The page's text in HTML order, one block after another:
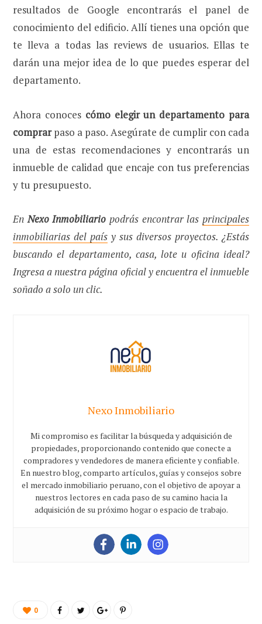
resultados de Google encontrarás el panel de
conocimiento del edificio. Allí tienes una opción que
te lleva a todas las reviews de usuarios. Ellas te
darán una mejor idea de lo que puedes esperar del
departamento.
Ahora conoces cómo elegir un departamento para
comprarpaso a paso. Asegúrate de cumplir con cada
una de estas recomendaciones y encontrarás un
inmueble de calidad que encaje con tus preferencias
y tu presupuesto.
En Nexo Inmobiliario podrás encontrar las principales
inmobiliarias del país y sus diversos proyectos. ¿Estás
buscando el departamento, casa, lote u oficina ideal?
Ingresa a nuestra página oficial y encuentra el inmueble
soñado a solo un clic.
Nexo Inmobiliario
Mi compromiso es facilitar la búsqueda y adquisición de
propiedades, proporcionando contenido que conecte a
compradores y vendedores de manera eficiente y confiable.
En nuestro blog, comparto artículos, guías y consejos sobre
el mercado inmobiliario peruano, con el objetivo de apoyar a
nuestros lectores en cada paso de su camino hacia la
adquisición de su próximo hogar o espacio de trabajo.
0